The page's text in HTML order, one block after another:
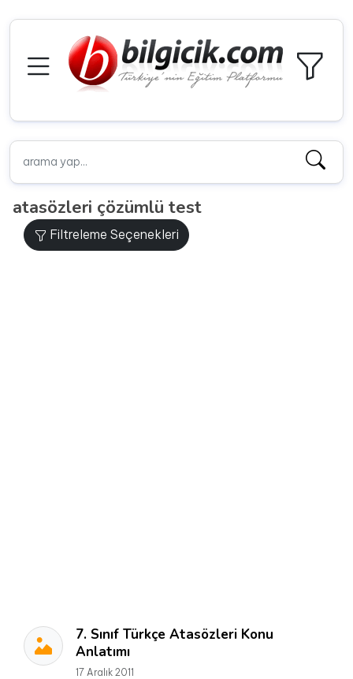
atasözleri çözümlü test
Filtreleme Seçenekleri
7. Sınıf Türkçe Atasözleri Konu
Anlatımı
17 Aralık 2011